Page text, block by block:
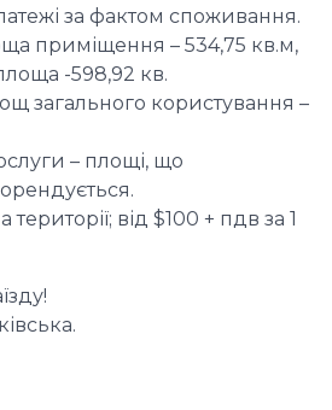
за фактом споживання.
приміщення – 534,75 кв.м,
-598,92 кв.
загального користування –
– площі, що
від $100 + пдв за 1